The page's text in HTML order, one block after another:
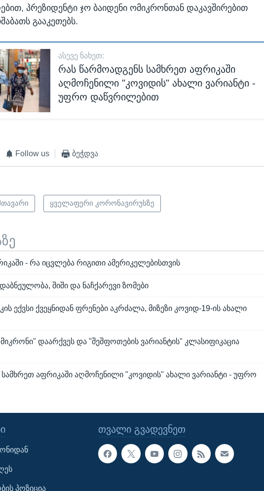
პრეზიდენტი ჯო ბაიდენი ომიკრონთან დაკავშირებით
გააკეთებს.
ᲐᲡᲔᲕᲔ ᲜᲐᲮᲔᲗ:
რას წარმოადგენს სამხრეთ აფრიკაში
აღმოჩენილი "კოვიდის" ახალი ვარიანტი -
უფრო დაწვრილებით
Follow us ბეჭდვა
ყველაფერი კორონავირუსზე
- რა იცვლება რიგითი ამერიკელებისთვის
შიში და ნაჩქარევი ზომები
ექვსი ქვეყნიდან ფრენები აკრძალა, მიზეზი კოვიდ-19-ის ახალი
დაარქვეს და "შეშფოთების ვარიანტის" კლასიფიკაცია
აფრიკაში აღმოჩენილი "კოვიდის" ახალი ვარიანტი - უფრო
ᲗᲕᲐᲚᲘ ᲒᲕᲐᲓᲔᲕᲜᲔᲗ
პოზიცია